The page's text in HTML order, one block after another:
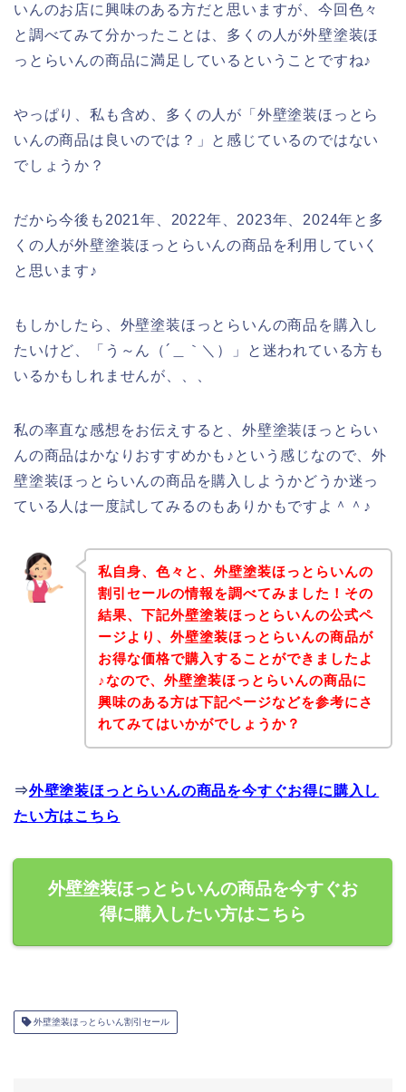
いんのお店に興味のある方だと思いますが、今回色々
と調べてみて分かったことは、多くの人が外壁塗装ほ
っとらいんの商品に満足しているということですね♪
やっぱり、私も含め、多くの人が「外壁塗装ほっとら
いんの商品は良いのでは？」と感じているのではない
でしょうか？
だから今後も2021年、2022年、2023年、2024年と多
くの人が外壁塗装ほっとらいんの商品を利用していく
と思います♪
もしかしたら、外壁塗装ほっとらいんの商品を購入し
たいけど、「う～ん（´＿｀＼）」と迷われている方も
いるかもしれませんが、、、
私の率直な感想をお伝えすると、外壁塗装ほっとらい
んの商品はかなりおすすめかも♪という感じなので、外
壁塗装ほっとらいんの商品を購入しようかどうか迷っ
ている人は一度試してみるのもありかもですよ＾＾♪
私自身、色々と、外壁塗装ほっとらいんの
割引セールの情報を調べてみました！その
結果、下記外壁塗装ほっとらいんの公式ペ
ージより、外壁塗装ほっとらいんの商品が
お得な価格で購入することができましたよ
♪なので、外壁塗装ほっとらいんの商品に
興味のある方は下記ページなどを参考にさ
れてみてはいかがでしょうか？
⇒外壁塗装ほっとらいんの商品を今すぐお得に購入し
たい方はこちら
外壁塗装ほっとらいんの商品を今すぐお
得に購入したい方はこちら
外壁塗装ほっとらいん割引セール